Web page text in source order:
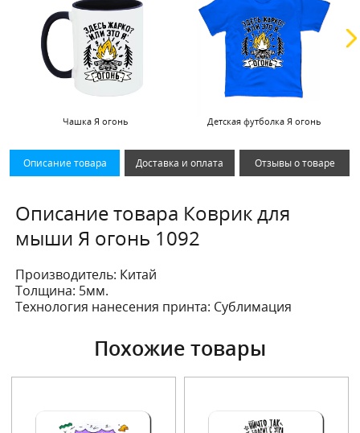
Чашка Я огонь Детская футболка Я огонь
Описание товара Доставка и оплата Отзывы о товаре
Описание товара Коврик для
мыши Я огонь 1092
Производитель: Китай
Толщина: 5мм.
Технология нанесения принта: Сублимация
Похожие товары